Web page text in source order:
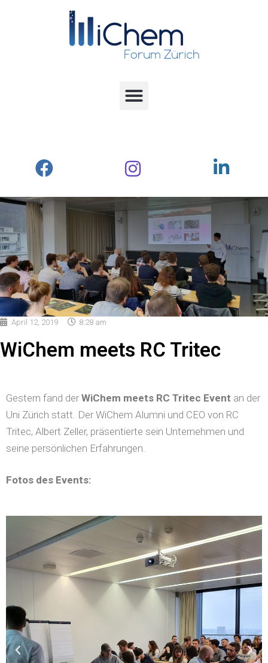
April 12, 2019 8:28 am
WiChem meets RC Tritec
Gestern fand der WiChem meets RC Tritec Event an der
Uni Zürich statt. Der WiChem Alumni und CEO von RC
Tritec, Albert Zeller, präsentierte sein Unternehmen und
seine persönlichen Erfahrungen.
Fotos des Events: